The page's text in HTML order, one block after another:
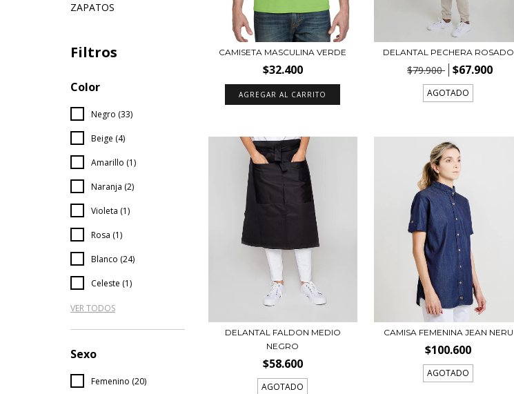
ZAPATOS
Filtros
Color
Negro (33)
Beige (4)
Amarillo (1)
Naranja (2)
Violeta (1)
Rosa (1)
Blanco (24)
Celeste (1)
VER TODOS
Sexo
Femenino (20)
CAMISETA MASCULINA VERDE
$32.400
AGREGAR AL CARRITO
DELANTAL PECHERA ROSADO
$79.900 $67.900
AGOTADO
DELANTAL FALDON MEDIO
NEGRO
$58.600
AGOTADO
CAMISA FEMENINA JEAN NERU
$100.600
AGOTADO